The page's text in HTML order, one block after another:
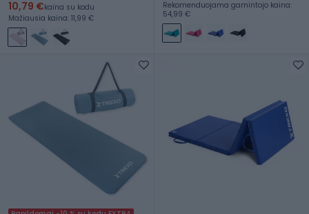
10,79 €kaina su kodu
Mažiausia kaina: 11,99 €
Rekomenduojama gamintojo kaina:
54,99 €